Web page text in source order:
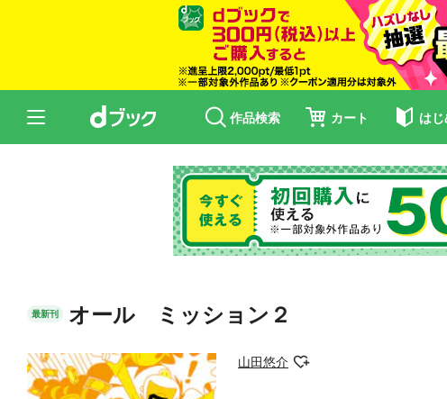
作品検索 カート は
最新刊 オール ミッション２
山田悠介